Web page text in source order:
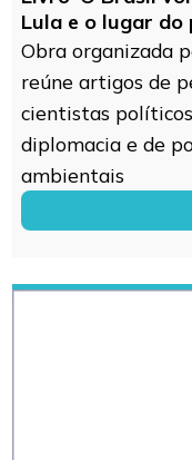
Lula e o lugar do
Obra organizada
reúne artigos de
cientistas
diplomacia e de
ambientais